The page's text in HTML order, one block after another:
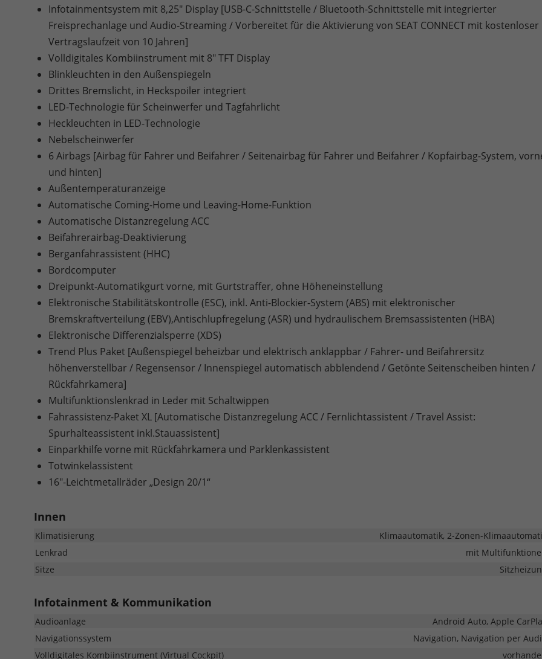
Infotainmentsystem mit 8,25" Display [USB-C-Schnittstelle / Bluetooth-Schnittstelle mit integrierter
Freisprechanlage und Audio-Streaming / Vorbereitet für die Aktivierung von SEAT CONNECT mit kostenloser
Vertragslaufzeit von 10 Jahren]
Volldigitales Kombiinstrument mit 8" TFT Display
Blinkleuchten in den Außenspiegeln
Drittes Bremslicht, in Heckspoiler integriert
LED-Technologie für Scheinwerfer und Tagfahrlicht
Heckleuchten in LED-Technologie
Nebelscheinwerfer
6 Airbags [Airbag für Fahrer und Beifahrer / Seitenairbag für Fahrer und Beifahrer / Kopfairbag-System,
und hinten]
Außentemperaturanzeige
Automatische Coming-Home und Leaving-Home-Funktion
Automatische Distanzregelung ACC
Beifahrerairbag-Deaktivierung
Berganfahrassistent (HHC)
Bordcomputer
Dreipunkt-Automatikgurt vorne, mit Gurtstraffer, ohne Höheneinstellung
Elektronische Stabilitätskontrolle (ESC), inkl. Anti-Blockier-System (ABS) mit elektronischer
Bremskraftverteilung (EBV),Antischlupfregelung (ASR) und hydraulischem Bremsassistenten (HBA)
Elektronische Differenzialsperre (XDS)
Trend Plus Paket [Außenspiegel beheizbar und elektrisch anklappbar / Fahrer- und Beifahrersitz
höhenverstellbar / Regensensor / Innenspiegel automatisch abblendend / Getönte Seitenscheiben hinten /
Rückfahrkamera]
Multifunktionslenkrad in Leder mit Schaltwippen
Fahrassistenz-Paket XL [Automatische Distanzregelung ACC / Fernlichtassistent / Travel Assist:
Spurhalteassistent inkl.Stauassistent]
Einparkhilfe vorne mit Rückfahrkamera und Parklenkassistent
Totwinkelassistent
16"-Leichtmetallräder „Design 20/1“
Innen
Klimatisierung
Klimaautomatik, 2-Zonen-
Lenkrad
mit
Sitze
Infotainment & Kommunikation
Audioanlage
Android Auto, Apple
Navigationssystem
Navigation, Navigation per
Volldigitales Kombiinstrument (Virtual Cockpit)